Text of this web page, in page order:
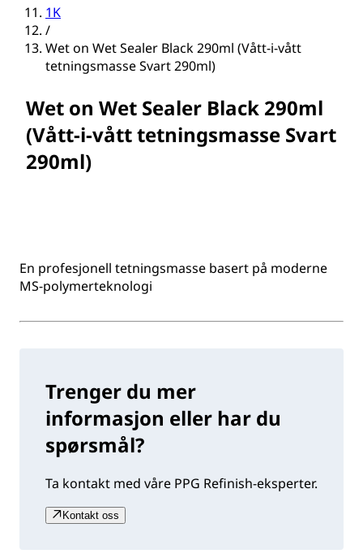
1K
/
Wet on Wet Sealer Black 290ml (Vått-i-vått
tetningsmasse Svart 290ml)
Wet on Wet Sealer Black 290ml
(Vått-i-vått tetningsmasse Svart
290ml)
En profesjonell tetningsmasse basert på moderne
MS-polymerteknologi
Trenger du mer
informasjon eller har du
spørsmål?
Ta kontakt med våre PPG Refinish-eksperter.
Kontakt oss